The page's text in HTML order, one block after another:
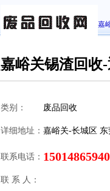
嘉
嘉峪关锡渣回收
类别： 废品回收
详细地址： 嘉峪关-长城区
联系电话： 15014865940
联 系 人：